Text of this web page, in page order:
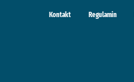
Kontakt Regulamin